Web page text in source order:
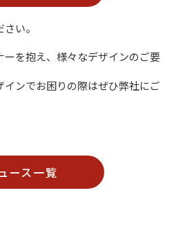
い。
を抱え、様々なデザインのご要
ンでお困りの際はぜひ弊社にご
ース一覧